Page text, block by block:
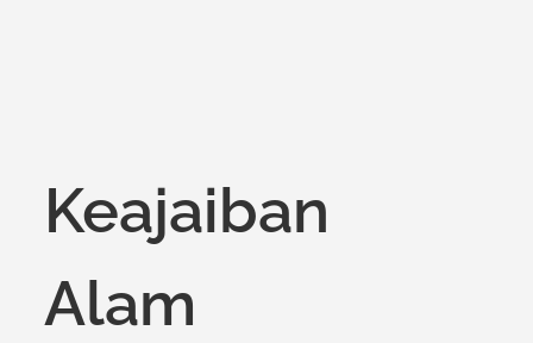
Keajaiban
Alam